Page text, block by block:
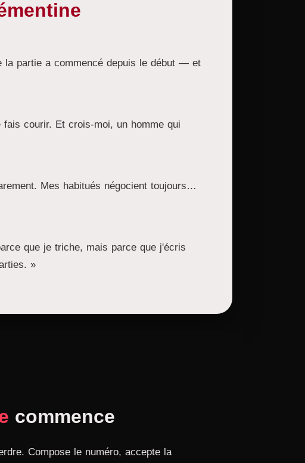
partie a commencé depuis le début — et
courir. Et crois-moi, un homme qui
Mes habitués négocient toujours…
que je triche, mais parce que j'écris
»
commence
Compose le numéro, accepte la